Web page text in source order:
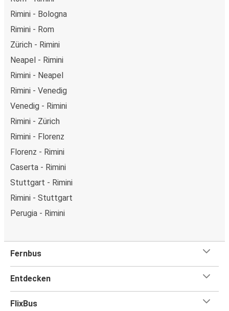
Rimini - Bologna
Rimini - Rom
Zürich - Rimini
Neapel - Rimini
Rimini - Neapel
Rimini - Venedig
Venedig - Rimini
Rimini - Zürich
Rimini - Florenz
Florenz - Rimini
Caserta - Rimini
Stuttgart - Rimini
Rimini - Stuttgart
Perugia - Rimini
Fernbus
Entdecken
FlixBus